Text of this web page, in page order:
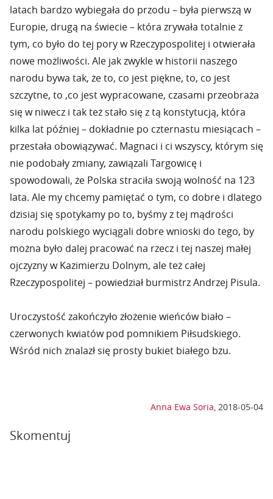
latach bardzo wybiegała do przodu – była pierwszą w
Europie, drugą na świecie – która zrywała totalnie z
tym, co było do tej pory w Rzeczypospolitej i otwierała
nowe możliwości. Ale jak zwykle w historii naszego
narodu bywa tak, że to, co jest piękne, to, co jest
szczytne, to ,co jest wypracowane, czasami przeobraża
się w niwecz i tak też stało się z tą konstytucją, która
kilka lat później – dokładnie po czternastu miesiącach –
przestała obowiązywać. Magnaci i ci wszyscy, którym się
nie podobały zmiany, zawiązali Targowicę i
spowodowali, że Polska straciła swoją wolność na 123
lata. Ale my chcemy pamiętać o tym, co dobre i dlatego
dzisiaj się spotykamy po to, byśmy z tej mądrości
narodu polskiego wyciągali dobre wnioski do tego, by
można było dalej pracować na rzecz i tej naszej małej
ojczyzny w Kazimierzu Dolnym, ale też całej
Rzeczypospolitej – powiedział burmistrz Andrzej Pisula.
Uroczystość zakończyło złożenie wieńców biało –
czerwonych kwiatów pod pomnikiem Piłsudskiego.
Wśród nich znalazł się prosty bukiet białego bzu.
Anna Ewa Soria, 2018-05-04
Skomentuj